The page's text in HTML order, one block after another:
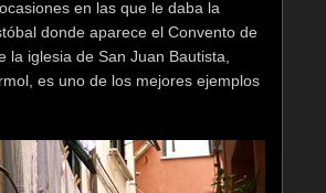
en las que le daba la
donde aparece el Convento de
iglesia de San Juan Bautista,
es uno de los mejores ejemplos